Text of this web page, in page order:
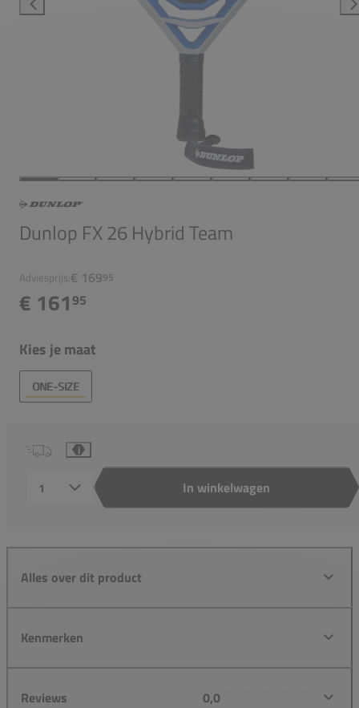
Dunlop FX 26 Hybrid Team
Adviesprijs:€ 16995
€ 16195
Kies je maat
ONE-SIZE
i
In winkelwagen
Alles over dit product
Kenmerken
Reviews 0,0